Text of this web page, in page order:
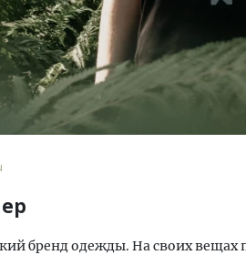
бренд одежды. На своих